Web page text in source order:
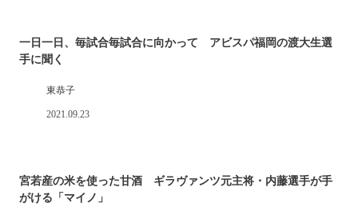
一日一日、毎試合毎試合に向かって アビスパ福岡の渡大生選
手に聞く
東恭子
2021.09.23
宮若産の米を使った甘酒 ギラヴァンツ元主将・内藤選手が手
がける「マイノ」